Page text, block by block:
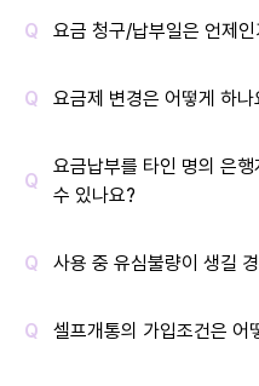
요금 청구/납부일은 언제인
요금제 변경은 어떻게 하
요금납부를 타인 명의 은
수 있나요?
사용 중 유심불량이 생길
셀프개통의 가입조건은 어